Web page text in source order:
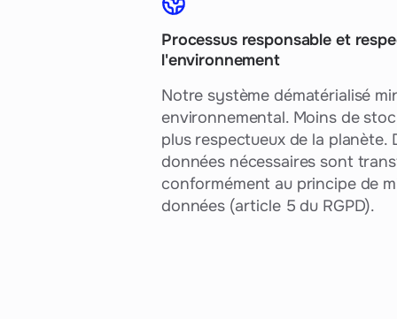
Processus responsable et
l'environnement
Notre système dématérialisé
environnemental. Moins de
plus respectueux de la planète.
données nécessaires sont
conformément au principe de
données (article 5 du RGPD).